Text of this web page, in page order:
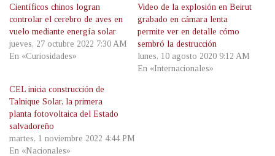
Científicos chinos logran
controlar el cerebro de aves en
vuelo mediante energía solar
jueves, 27 octubre 2022 7:30 AM
En «Curiosidades»
Video de la explosión en Beirut
grabado en cámara lenta
permite ver en detalle cómo
sembró la destrucción
lunes, 10 agosto 2020 9:12 AM
En «Internacionales»
CEL inicia construcción de
Talnique Solar, la primera
planta fotovoltaica del Estado
salvadoreño
martes, 1 noviembre 2022 4:44 PM
En «Nacionales»